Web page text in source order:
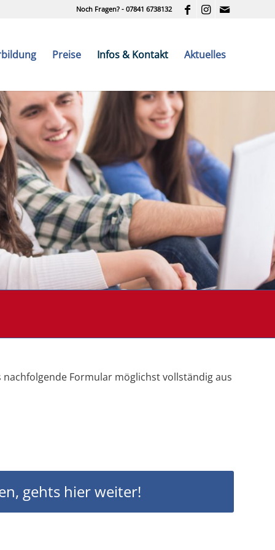
Noch Fragen? - 07841 6738132
Preise Infos & Kontakt Aktuelles
Formular möglichst vollständig aus
gehts hier weiter!